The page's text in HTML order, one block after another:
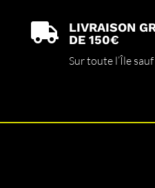

LIVRAISON
DE 150€
Sur toute l’Île